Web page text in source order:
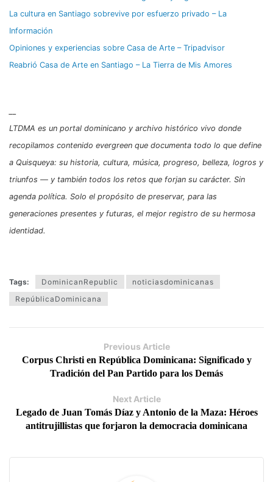
La cultura en Santiago sobrevive por esfuerzo privado – La
Información
Opiniones y experiencias sobre Casa de Arte – Tripadvisor
Reabrió Casa de Arte en Santiago – La Tierra de Mis Amores
LTDMA es un portal dominicano y archivo histórico vivo donde
recopilamos contenido evergreen que documenta todo lo que define
a Quisqueya: su historia, cultura, música, progreso, belleza, logros y
triunfos — y también todos los retos que forjan su carácter. Sin
agenda política. Solo el propósito de preservar, para las
generaciones presentes y futuras, el mejor registro de su hermosa
identidad.
Tags: DominicanRepublic
noticiasdominicanas
RepúblicaDominicana
Previous Article
Corpus Christi en República Dominicana: Significado y
Tradición del Pan Partido para los Demás
Next Article
Legado de Juan Tomás Díaz y Antonio de la Maza: Héroes
antitrujillistas que forjaron la democracia dominicana